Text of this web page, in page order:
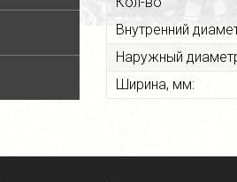
Внутренний
Наружный
Ширина, мм: